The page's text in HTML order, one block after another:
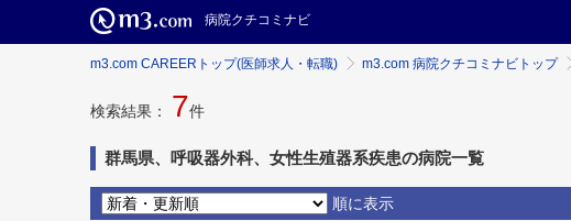
病院クチコミナビ
m3.com CAREERトップ(医師求人・転職) m3.com 病院クチコミナビトップ
検索結果： 7件
群馬県、呼吸器外科、女性生殖器系疾患の病院一覧
順に表示